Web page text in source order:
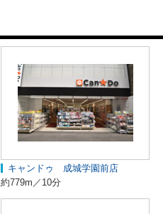
キャンドゥ 成城学園前店
約779m／10分